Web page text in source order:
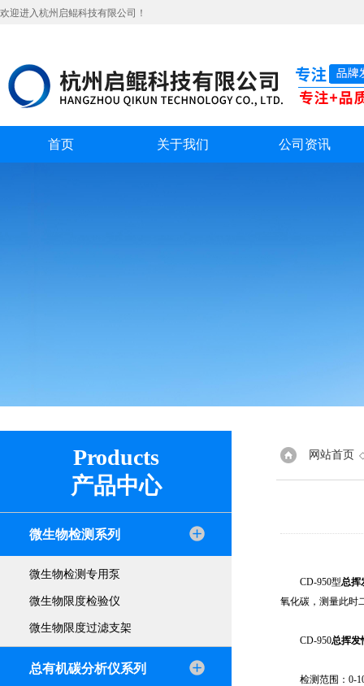
欢迎进入杭州启鲲科技有限公司！
首页 关于我们 公司资讯
Products
产品中心
微生物检测系列
微生物检测专用泵
微生物限度检验仪
微生物限度过滤支架
总有机碳分析仪系列
网站首页
CD-950型总挥
氧化碳，测量此时
CD-950总挥发
检测范围：0-